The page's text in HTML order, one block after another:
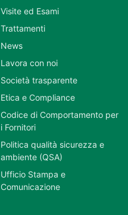
Visite ed Esami
Trattamenti
News
Lavora con noi
Società trasparente
Etica e Compliance
Codice di Comportamento per
i Fornitori
Politica qualità sicurezza e
ambiente (QSA)
Ufficio Stampa e
Comunicazione